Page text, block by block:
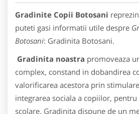
Gradinite Copii Botosani
puteti gasi informatii utile despre
Botosani: Gradinita Botosani.
Gradinita noastra promoveaza
complex, constand in dobandirea
valorificarea acestora prin
integrarea sociala a copiilor,
scolare. Gradinita dispune de un